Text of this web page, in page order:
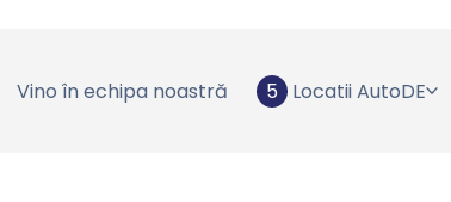
Vino în echipa noastră 5 Locatii AutoDE